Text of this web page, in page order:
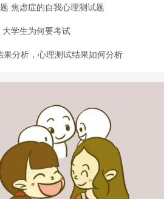
焦虑症的自我心理测试题
学生为何要考试
果分析，心理测试结果如何分析